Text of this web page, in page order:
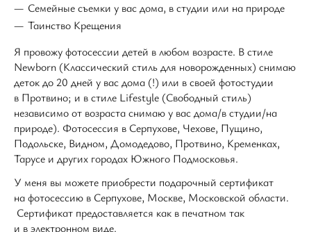
Семейные съемки у вас дома, в студии или на природе
Таинство Крещения
Я провожу фотосессии детей в любом возрасте. В стиле
Newborn (Классический стиль для новорожденных) снимаю
деток до 20 дней у вас дома (!) или в своей фотостудии
в Протвино; и в стиле Lifestyle (Свободный стиль)
независимо от возраста снимаю у вас дома/в студии/на
природе). Фотосессия в Серпухове, Чехове, Пущино,
Подольске, Видном, Домодедово, Протвино, Кременках,
Тарусе и других городах Южного Подмосковья.
У меня вы можете приобрести подарочный сертификат
на фотосессию в Серпухове, Москве, Московской области.
Сертификат предоставляется как в печатном так
и в электронном виде.